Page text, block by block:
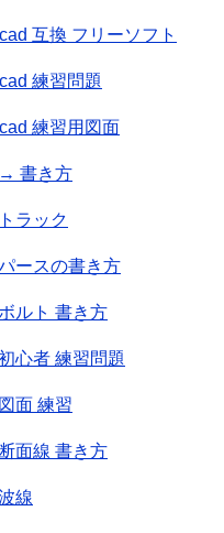
互換 フリーソフト
練習問題
練習用図面
書き方
ラック
ースの書き方
ルト 書き方
心者 練習問題
面 練習
面線 書き方
線